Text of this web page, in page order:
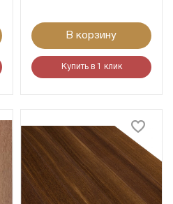
В корзину
Купить в 1 клик